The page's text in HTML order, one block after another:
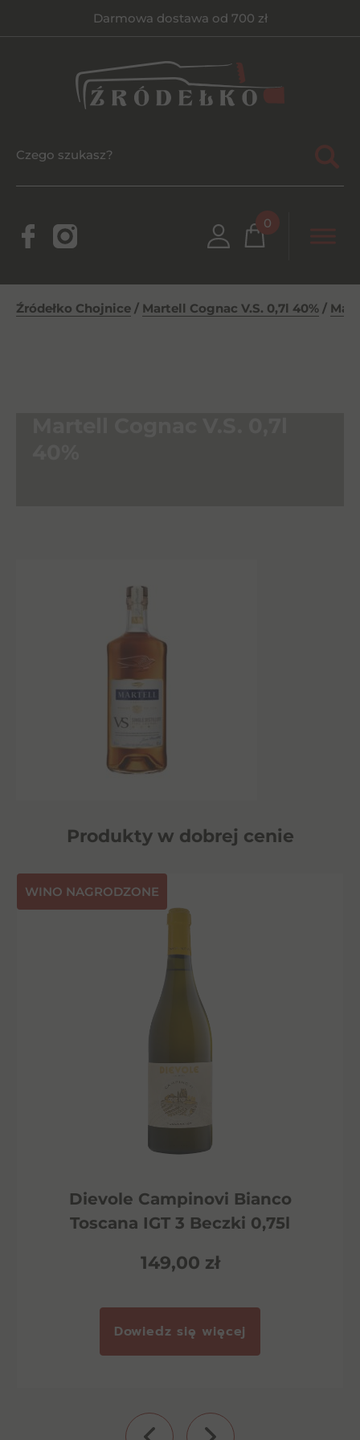
Darmowa dostawa od 700 zł
0
Źródełko Chojnice / Martell Cognac V.S. 0,7l 40% /
Produkty w dobrej cenie
⁠WINO NAGRODZONE
Dievole Campinovi Bianco
Toscana IGT 3 Beczki 0,75l
149,00 zł
Dowiedz się więcej